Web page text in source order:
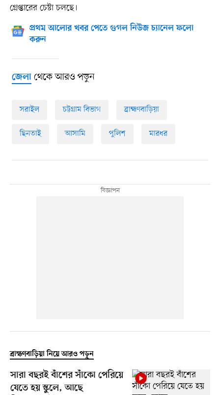
গ্রেপ্তারের চেষ্টা চলছে।
প্রথম আলোর খবর পেতে গুগল নিউজ চ্যানেল ফলো
করুন
জেলাথেকে আরও পড়ুন
সরাইল চট্টগ্রাম বিভাগ ব্রাহ্মণবাড়িয়া
ছিনতাই আসামি পুলিশ মারধর
ব্রাহ্মণবাড়িয়া নিয়ে আরও পড়ুন
সারা বছরই বাঁশের সাঁকো পেরিয়ে
যেতে হয় স্কুলে, আছে